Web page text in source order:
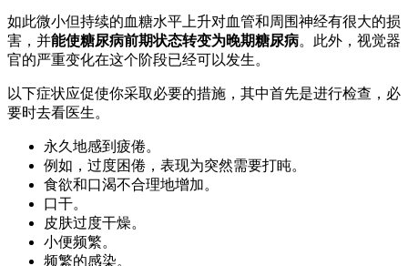
如此微小但持续的血糖水平上升对血管和周围神经有很大的损
害，并能使糖尿病前期状态转变为晚期糖尿病。此外，视觉器
官的严重变化在这个阶段已经可以发生。
以下症状应促使你采取必要的措施，其中首先是进行检查，必
要时去看医生。
永久地感到疲倦。
例如，过度困倦，表现为突然需要打盹。
食欲和口渴不合理地增加。
口干。
皮肤过度干燥。
小便频繁。
频繁的感染。